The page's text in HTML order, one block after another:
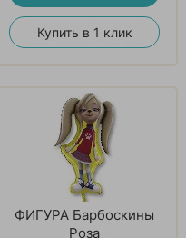
Купить в 1 клик
ФИГУРА Барбоскины
Роза